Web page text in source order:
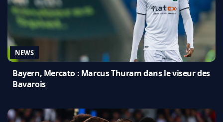
NEWS
Bayern, Mercato : Marcus Thuram dans le viseur des
Bavarois